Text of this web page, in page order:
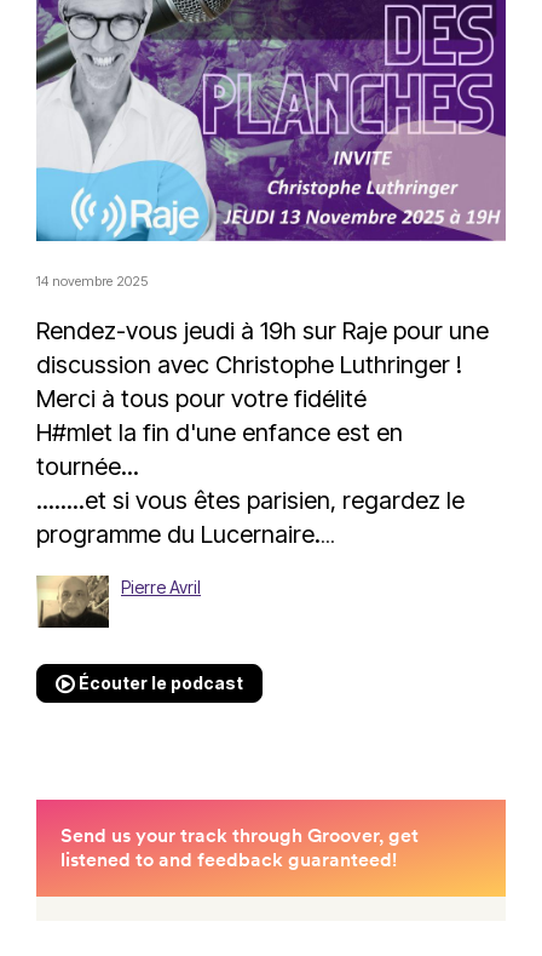
14 novembre 2025
Rendez-vous jeudi à 19h sur Raje pour une
discussion avec Christophe Luthringer !
Merci à tous pour votre fidélité
H#mlet la fin d'une enfance est en
tournée...
........et si vous êtes parisien, regardez le
programme du Lucernaire....
Pierre Avril
Écouter le podcast